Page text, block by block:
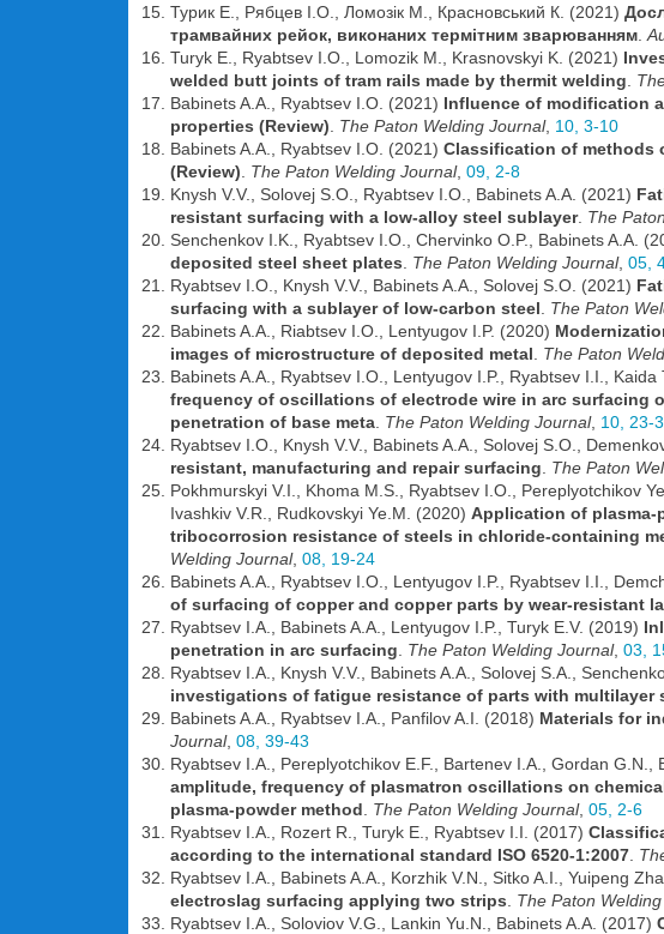
Турик Е., Рябцев І.О., Ломозік М., Красновський К. (2021)
трамвайних рейок, виконаних термітним зварюванням
Turyk E., Ryabtsev I.O., Lomozik M., Krasnovskyi K. (2021)
welded butt joints of tram rails made by thermit welding
Babinets A.A., Ryabtsev I.O. (2021) Influence of modification
properties (Review)
The Paton Welding Journal, 10, 3-10
Babinets A.A., Ryabtsev I.O. (2021) Classification of methods
(Review)
The Paton Welding Journal, 09, 2-8
Knysh V.V., Solovej S.O., Ryabtsev I.O., Babinets A.A. (2021)
resistant surfacing with a low-alloy steel sublayer. The
Senchenkov I.K., Ryabtsev I.O., Chervinko O.P., Babinets A.A.
deposited steel sheet plates
The Paton Welding Journal, 05,
Ryabtsev I.O., Knysh V.V., Babinets A.A., Solovej S.O. (2021)
surfacing with a sublayer of low-carbon steel
The Paton
Babinets A.A., Riabtsev I.O., Lentyugov I.P. (2020)
images of microstructure of deposited metal
The Paton
Babinets A.A., Ryabtsev I.O., Lentyugov I.P., Ryabtsev I.I., Kaida
frequency of oscillations of electrode wire in arc surfacing
penetration of base meta The Paton Welding Journal, 10, 23-
Ryabtsev I.O., Knysh V.V., Babinets A.A., Solovej S.O.,
resistant, manufacturing and repair surfacing
The Paton
Pokhmurskyi V.I., Khoma M.S., Ryabtsev I.O., Pereplyotchikov
Ivashkiv V.R., Rudkovskyi Ye.M. (2020) Application of plasma-
tribocorrosion resistance of steels in chloride-containing
Welding Journal, 08, 19-24
Babinets A.A., Ryabtsev I.O., Lentyugov I.P., Ryabtsev I.I.,
of surfacing of copper and copper parts by wear-resistant
Ryabtsev I.A., Babinets A.A., Lentyugov I.P., Turyk E.V. (2019)
penetration in arc surfacing
The Paton Welding Journal, 03,
Ryabtsev I.A., Knysh V.V., Babinets A.A., Solovej S.A.,
investigations of fatigue resistance of parts with multilayer
Babinets A.A., Ryabtsev I.A., Panfilov A.I. (2018) Materials for
Journal, 08, 39-43
Ryabtsev I.A., Pereplyotchikov E.F., Bartenev I.A., Gordan
amplitude, frequency of plasmatron oscillations on
plasma-powder method
The Paton Welding Journal, 05, 2-6
Ryabtsev I.A., Rozert R., Turyk E., Ryabtsev I.I. (2017)
according to the international standard ISO 6520-1:2007
Ryabtsev I.A., Babinets A.A., Korzhik V.N., Sitko A.I., Yuipeng
electroslag surfacing applying two strips
The Paton
Ryabtsev I.A., Soloviov V.G., Lankin Yu.N., Babinets A.A. (2017)